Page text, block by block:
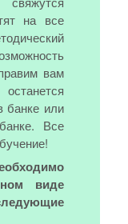
на все
вам
банке или
Все
виде